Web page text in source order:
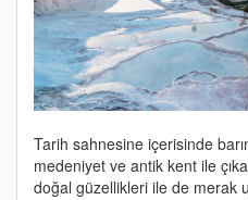
Tarih sahnesine içerisinde
medeniyet ve antik kent ile
doğal güzellikleri ile de merak